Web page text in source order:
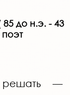
до н.э. - 43
решать —